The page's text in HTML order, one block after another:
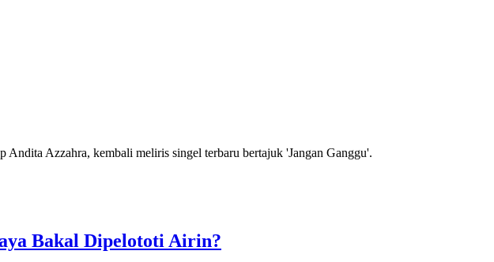
Azzahra, kembali meliris singel terbaru bertajuk 'Jangan Ganggu'.
Bakal Dipelototi Airin?